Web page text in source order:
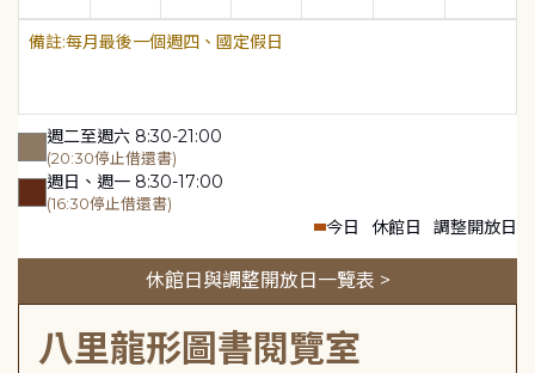
每月最後一個週四、國定假日
週二至週六 8:30-21:00
(20:30停止借還書)
週日、週一 8:30-17:00
(16:30停止借還書)
今日 休館日 調整開放日
休館日與調整開放日一覽表 >
八里龍形圖書閱覽室